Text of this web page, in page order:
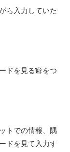
ら入力していた
ドを見る癖をつ
トでの情報、隅
ドを見て入力す